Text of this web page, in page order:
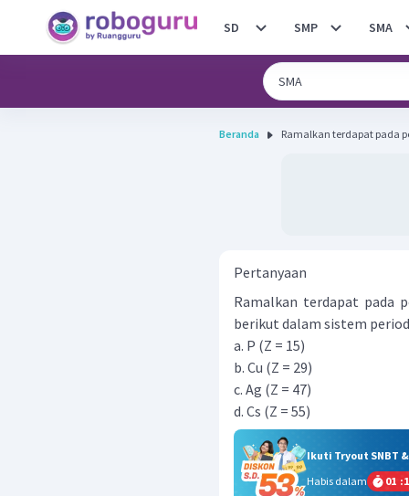
SD SMP SMA
Beranda Ramalkan terdapat pada
Pertanyaan
Ramalkan terdapat pada
berikut dalam sistem
a. P (Z = 15)
b. Cu (Z = 29)
c. Ag (Z = 47)
d. Cs (Z = 55)
Ikuti Tryout SNBT
Habis dalam
01 :